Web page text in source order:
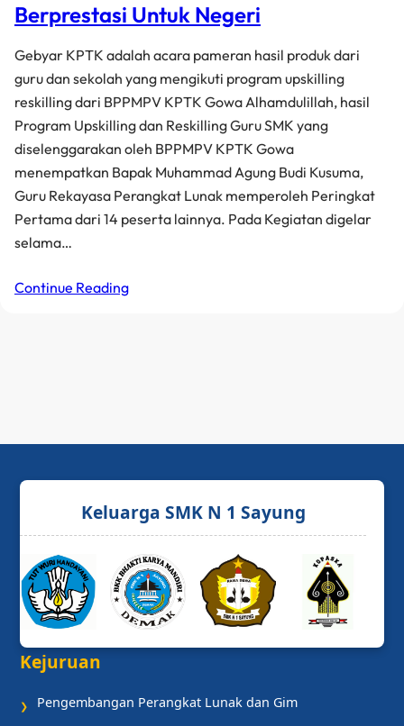
Berprestasi Untuk Negeri
Gebyar KPTK adalah acara pameran hasil produk dari
guru dan sekolah yang mengikuti program upskilling
reskilling dari BPPMPV KPTK Gowa Alhamdulillah, hasil
Program Upskilling dan Reskilling Guru SMK yang
diselenggarakan oleh BPPMPV KPTK Gowa
menempatkan Bapak Muhammad Agung Budi Kusuma,
Guru Rekayasa Perangkat Lunak memperoleh Peringkat
Pertama dari 14 peserta lainnya. Pada Kegiatan digelar
selama…
Continue Reading
Keluarga SMK N 1 Sayung
Kejuruan
❯
Pengembangan Perangkat Lunak dan Gim